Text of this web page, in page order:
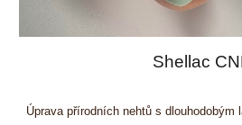
Shellac
Úprava přírodních nehtů s dlouhodobým